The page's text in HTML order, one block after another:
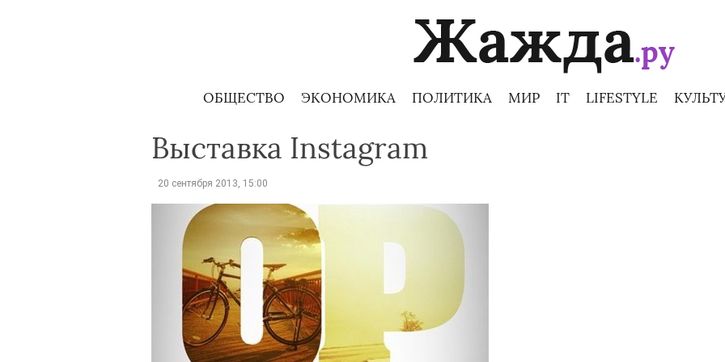
ОБЩЕСТВО ЭКОНОМИКА ПОЛИТИКА МИР IT LIFESTYLE
Выставка Instagram
20 сентября 2013, 15:00